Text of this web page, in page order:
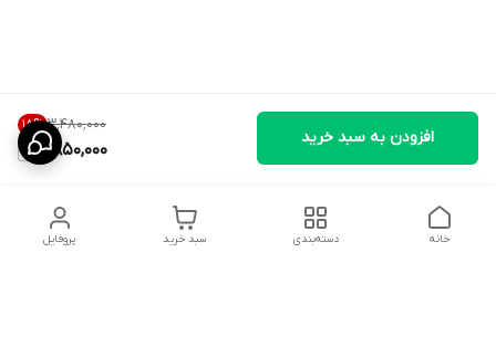
۳٬۴۸۰٬۰۰۰ 18%
2,850,000
افزودن به سبد خرید
پروفایل سبد خرید دسته‌بندی خانه